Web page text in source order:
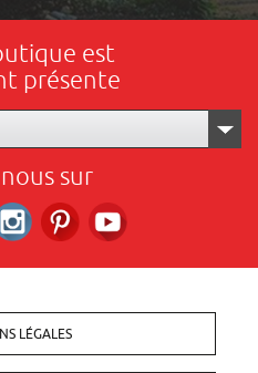
est
présente
sur
LÉGALES